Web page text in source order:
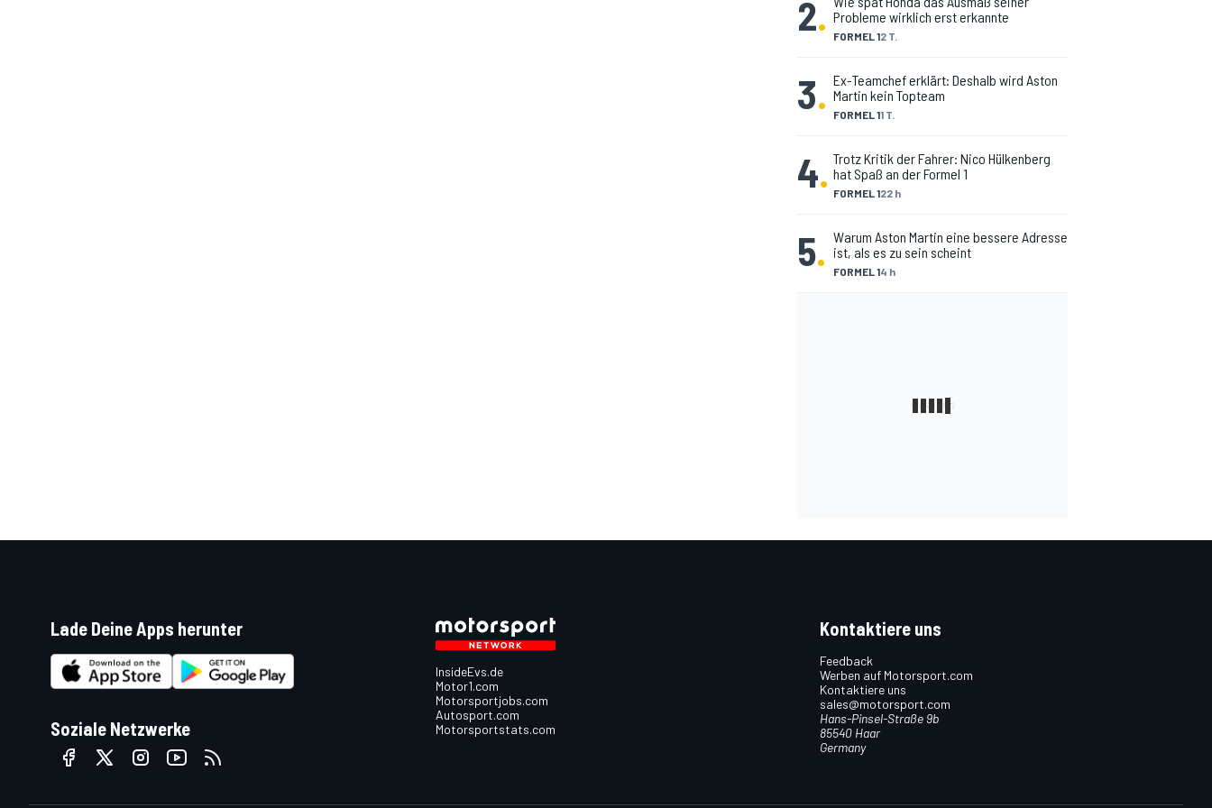
2. FORMEL 12 T.
Probleme wirklich erst erkannte
3. FORMEL 11 T.
Ex-Teamchef erklärt: Deshalb wird Aston
Martin kein Topteam
4. FORMEL 122 h
Trotz Kritik der Fahrer: Nico Hülkenberg
hat Spaß an der Formel 1
5. FORMEL 14 h
Warum Aston Martin eine bessere Adresse
ist, als es zu sein scheint
Lade Deine Apps herunter
Soziale Netzwerke
InsideEvs.de
Motor1.com
Motorsportjobs.com
Autosport.com
Motorsportstats.com
Kontaktiere uns
Feedback
Werben auf Motorsport.com
Kontaktiere uns
sales@motorsport.com
Hans-Pinsel-Straße 9b
85540 Haar
Germany